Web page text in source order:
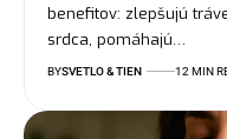
benefitov: zlepšujú
srdca, pomáhajú…
BYSVETLO & TIEN 12 MIN